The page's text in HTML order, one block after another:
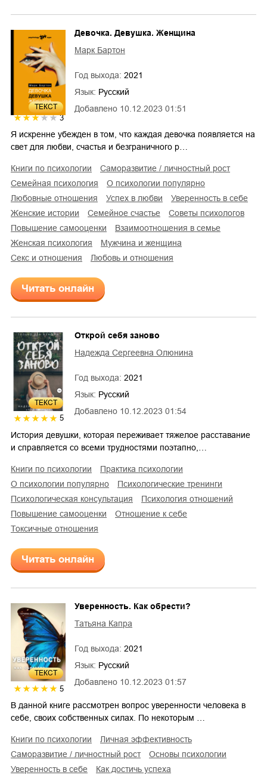
ТЕКСТ
3
Добавлено 10.12.2023 01:51
Девочка. Девушка. Женщина
Марк Бартон
Год выхода: 2021
Язык: Русский
Я искренне убежден в том, что каждая девочка появляется на
свет для любви, счастья и безграничного р…
книги по психологии
саморазвитие / личностный рост
семейная психология
о психологии популярно
любовные отношения
успех в любви
уверенность в себе
женские истории
семейное счастье
советы психологов
повышение самооценки
взаимоотношения в семье
женская психология
мужчина и женщина
секс и отношения
любовь и отношения
Читать онлайн
ТЕКСТ
5
Добавлено 10.12.2023 01:54
Открой себя заново
Надежда Сергеевна Олюнина
Год выхода: 2021
Язык: Русский
История девушки, которая переживает тяжелое расставание
и справляется со всеми трудностями поэтапно,…
книги по психологии
практика психологии
о психологии популярно
психологические тренинги
психологическая консультация
психология отношений
повышение самооценки
отношение к себе
токсичные отношения
Читать онлайн
ТЕКСТ
5
Добавлено 10.12.2023 01:57
Уверенность. Как обрести?
Татьяна Капра
Год выхода: 2021
Язык: Русский
В данной книге рассмотрен вопрос уверенности человека в
себе, своих собственных силах. По некоторым …
книги по психологии
личная эффективность
саморазвитие / личностный рост
основы психологии
уверенность в себе
как достичь успеха